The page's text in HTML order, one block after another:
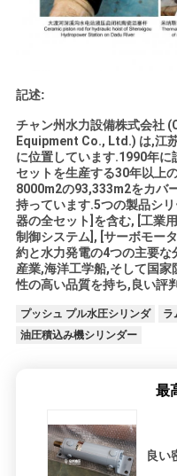
記述:
チャン州水力設備株式会社
Equipment Co., Ltd.) は,江
に位置しています.1990年
セットを生産する30年以上
8000m2の93,333m2をカバ
持っています.5つの製品シ
器の全セット]を含む, [工業
制御システム], [サーボモー
約と水力発電の4つの主要
産業,海洋工学船,そして国
性の高い品質を持ち,良い評
プッシュ プル水圧シリンダ
ラ
油圧積込み機シリンダー
最
良い